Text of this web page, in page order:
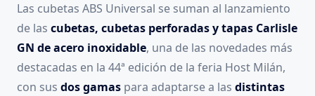
Las cubetas ABS Universal se suman al lanzamiento
de las cubetas, cubetas perforadas y tapas Carlisle
GN de acero inoxidable, una de las novedades más
destacadas en la 44ª edición de la feria Host Milán,
con sus dos gamas para adaptarse a las distintas